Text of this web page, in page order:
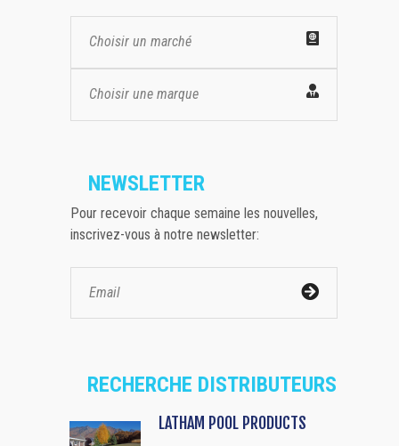
Choisir un marché
Choisir une marque
NEWSLETTER
Pour recevoir chaque semaine les nouvelles,
inscrivez-vous à notre newsletter:
RECHERCHE DISTRIBUTEURS
LATHAM POOL PRODUCTS